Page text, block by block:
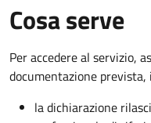
Cosa serve
Per accedere al servizio,
documentazione
la dichiarazione